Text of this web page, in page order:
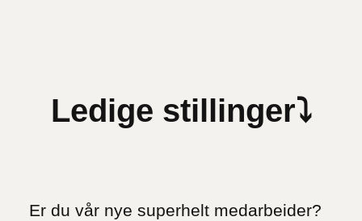
Ledige stillinger⤵
Er du vår nye superhelt medarbeider?